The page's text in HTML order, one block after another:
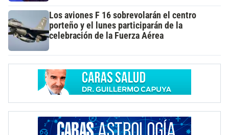
Los aviones F 16 sobrevolarán el centro
porteño y el lunes participarán de la
celebración de la Fuerza Aérea